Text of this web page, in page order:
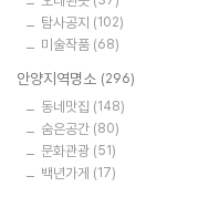
탐사공지 (102)
미술작품 (68)
안양지역명소 (296)
동네맛집 (148)
숨은공간 (80)
문화관광 (51)
백년가게 (17)